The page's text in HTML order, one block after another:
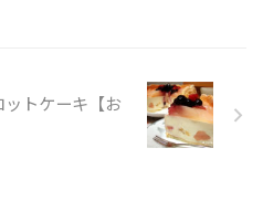
ットケーキ【お